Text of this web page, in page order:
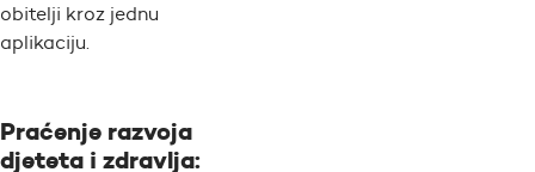
obitelji kroz jednu
aplikaciju.
Praćenje razvoja
djeteta i zdravlja: